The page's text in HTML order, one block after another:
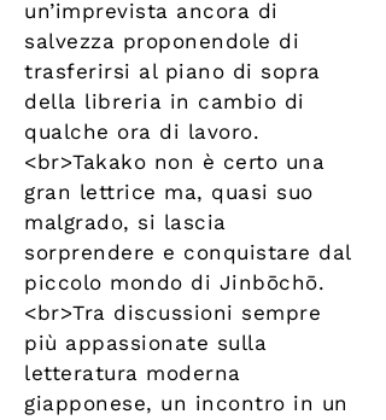
un’imprevista ancora di
salvezza proponendole di
trasferirsi al piano di sopra
della libreria in cambio di
qualche ora di lavoro.
<br>Takako non è certo una
gran lettrice ma, quasi suo
malgrado, si lascia
sorprendere e conquistare dal
piccolo mondo di Jinbōchō.
<br>Tra discussioni sempre
più appassionate sulla
letteratura moderna
giapponese, un incontro in un